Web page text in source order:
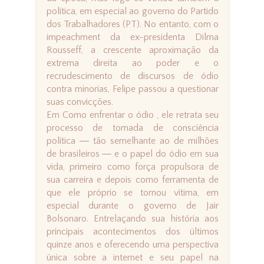
política, em especial ao governo do Partido
dos Trabalhadores (PT). No entanto, com o
impeachment da ex-presidenta Dilma
Rousseff, a crescente aproximação da
extrema direita ao poder e o
recrudescimento de discursos de ódio
contra minorias, Felipe passou a questionar
suas convicções.
Em Como enfrentar o ódio , ele retrata seu
processo de tomada de consciência
política ― tão semelhante ao de milhões
de brasileiros ― e o papel do ódio em sua
vida, primeiro como força propulsora de
sua carreira e depois como ferramenta de
que ele próprio se tornou vítima, em
especial durante o governo de Jair
Bolsonaro. Entrelaçando sua história aos
principais acontecimentos dos últimos
quinze anos e oferecendo uma perspectiva
única sobre a internet e seu papel na